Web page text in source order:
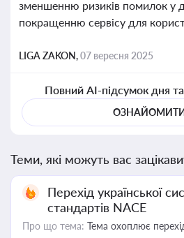
зменшенню ризиків помилок у
покращенню сервісу для
LIGA ZAKON,07 вересня 2025
Повний AI-підсумок дня
Теми, які можуть вас
Перехід української
стандартів NACE
Про що тема: Тема охоплює